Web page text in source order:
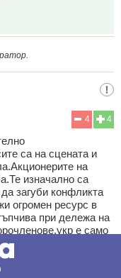
4
4
са на сцената и
на
изначално са
загуби конфликта
огромен ресурс в
при дележа на
е само